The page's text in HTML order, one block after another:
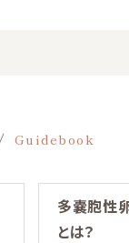
Guidebook
多嚢胞性
とは？